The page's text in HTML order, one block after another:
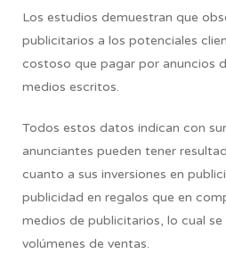
Los estudios demuestran que
publicitarios a los potenciales
costoso que pagar por anuncios
medios escritos.
Todos estos datos indican con
anunciantes pueden tener
cuanto a sus inversiones en
publicidad en regalos que en
medios de publicitarios, lo cual
volúmenes de ventas.